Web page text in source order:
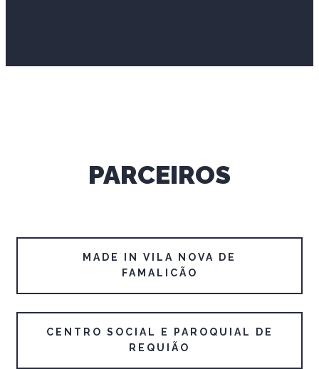
PARCEIROS
MADE IN VILA NOVA DE
FAMALICÃO
CENTRO SOCIAL E PAROQUIAL DE
REQUIÃO